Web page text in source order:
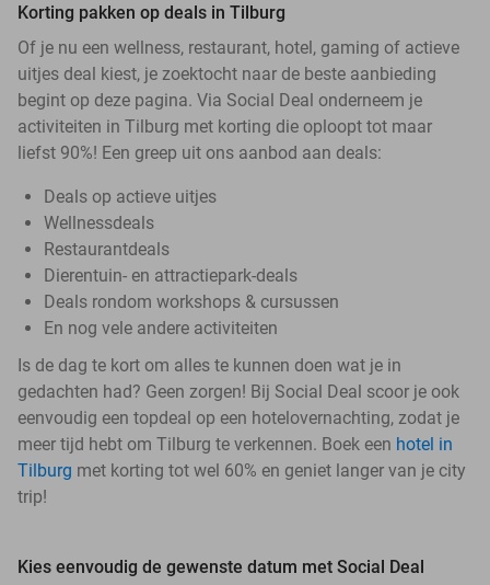
Korting pakken op deals in Tilburg
Of je nu een wellness, restaurant, hotel, gaming of actieve
uitjes deal kiest, je zoektocht naar de beste aanbieding
begint op deze pagina. Via Social Deal onderneem je
activiteiten in Tilburg met korting die oploopt tot maar
liefst 90%! Een greep uit ons aanbod aan deals:
Deals op actieve uitjes
Wellnessdeals
Restaurantdeals
Dierentuin- en attractiepark-deals
Deals rondom workshops & cursussen
En nog vele andere activiteiten
Is de dag te kort om alles te kunnen doen wat je in
gedachten had? Geen zorgen! Bij Social Deal scoor je ook
eenvoudig een topdeal op een hotelovernachting, zodat je
meer tijd hebt om Tilburg te verkennen. Boek een hotel in
Tilburg met korting tot wel 60% en geniet langer van je city
trip!
Kies eenvoudig de gewenste datum met Social Deal